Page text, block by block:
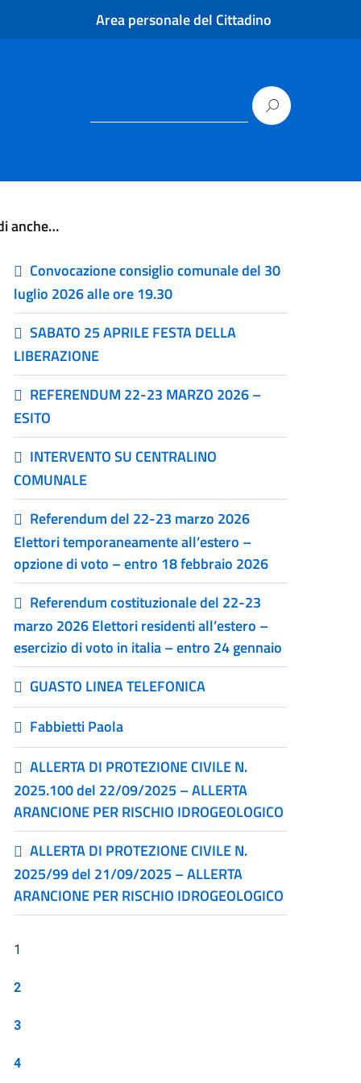
Area personale del Cittadino
anche…
Convocazione consiglio comunale del 30
luglio 2026 alle ore 19.30
SABATO 25 APRILE FESTA DELLA
LIBERAZIONE
REFERENDUM 22-23 MARZO 2026 –
ESITO
INTERVENTO SU CENTRALINO
COMUNALE
Referendum del 22-23 marzo 2026
Elettori temporaneamente all’estero –
opzione di voto – entro 18 febbraio 2026
Referendum costituzionale del 22-23
marzo 2026 Elettori residenti all’estero –
esercizio di voto in italia – entro 24 gennaio
GUASTO LINEA TELEFONICA
Fabbietti Paola
ALLERTA DI PROTEZIONE CIVILE N.
2025.100 del 22/09/2025 – ALLERTA
ARANCIONE PER RISCHIO IDROGEOLOGICO
ALLERTA DI PROTEZIONE CIVILE N.
2025/99 del 21/09/2025 – ALLERTA
ARANCIONE PER RISCHIO IDROGEOLOGICO
1
2
3
4